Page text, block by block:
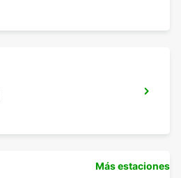
Más estaciones